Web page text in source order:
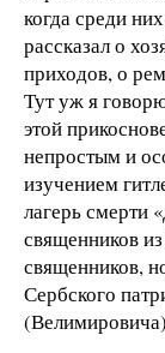
когда среди
рассказал о
приходов, о
Тут уж я
этой
непростым и
изучением
лагерь смерти
священников
священников,
Сербского